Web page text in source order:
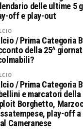
delle ultime 5
off e play-out
/ Prima Categoria
della 25^
/ Prima Categoria
e marcatori della
Borghetto,
play-off
Cameranese